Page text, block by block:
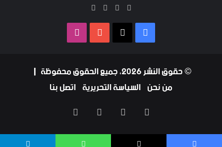
فيسبوك
‫X
‫YouTube
فيسبوك ‫YouTube
© حقوق النشر 2026، جميع الحقوق محفوظة |
من نحن السياسة التحريرية اتصل بنا
فيسبوك
‫YouTube